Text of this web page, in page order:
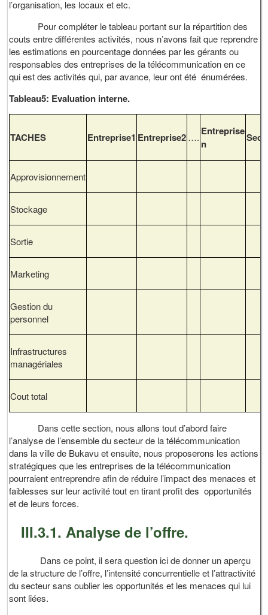
l’organisation, les locaux et etc.
Pour compléter le tableau portant sur la répartition des
couts entre différentes activités, nous n’avons fait que reprendre
les estimations en pourcentage données par les gérants ou
responsables des entreprises de la télécommunication en ce
qui est des activités qui, par avance, leur ont été énumérées.
Tableau5: Evaluation interne.
TACHES Entreprise1 Entreprise2…. Entreprise
n
Approvisionnement
Stockage
Sortie
Marketing
Gestion du
personnel
Infrastructures
managériales
Cout total
Dans cette section, nous allons tout d’abord faire
l’analyse de l’ensemble du secteur de la télécommunication
dans la ville de Bukavu et ensuite, nous proposerons les actions
stratégiques que les entreprises de la télécommunication
pourraient entreprendre afin de réduire l’impact des menaces et
faiblesses sur leur activité tout en tirant profit des opportunités
et de leurs forces.
III.3.1. Analyse de l’offre.
Dans ce point, il sera question ici de donner un aperçu
de la structure de l’offre, l’intensité concurrentielle et l’attractivité
du secteur sans oublier les opportunités et les menaces qui lui
sont liées.